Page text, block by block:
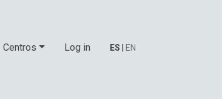
Centros Log in ES EN